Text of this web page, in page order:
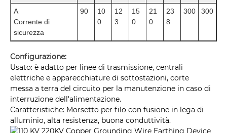
A
Corrente di
sicurezza
90
10
0
12
3
15
0
21
0
23
8
300 300
Configurazione:
Usato: è adatto per linee di trasmissione, centrali
elettriche e apparecchiature di sottostazioni, corte
messa a terra del circuito per la manutenzione in caso di
interruzione dell'alimentazione.
Caratteristiche: Morsetto per filo con fusione in lega di
alluminio, alta resistenza, buona conduttività.